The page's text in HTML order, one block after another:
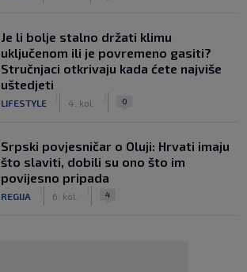
Je li bolje stalno držati klimu
uključenom ili je povremeno gasiti?
Stručnjaci otkrivaju kada ćete najviše
uštedjeti
LIFESTYLE 4. kol. 0
Srpski povjesničar o Oluji: Hrvati imaju
što slaviti, dobili su ono što im
povijesno pripada
REGIJA 6. kol. 4